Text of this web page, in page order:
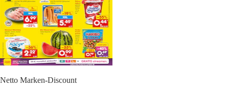
Netto Marken-Discount